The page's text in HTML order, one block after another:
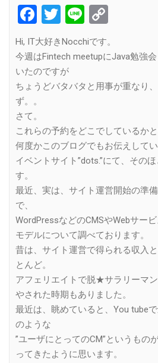
Facebook
Twitter
Line
Hi, IT大好きNocchiです。
今週はFintech meetupにJava勉強
いたのですが
ちょうどバタバタと用事が重なり
ず。。
さて。
これらの予約をどこでしているかと
何度かこのブログでもお伝えして
イベントサイト”dots.”にて、その
す。
最近、実は、サイト運営開始の準
で、
WordPressなどのCMSやWebサー
モデルについて調べております。
昔は、サイト運営で得られる収入
とんど。
アフェリエイトで脱★サラリーマ
やされた時期もありました。
最近は、眺めていると、You tube
のような
”ユーザにとってのCM”というもの
ってきたように思います。